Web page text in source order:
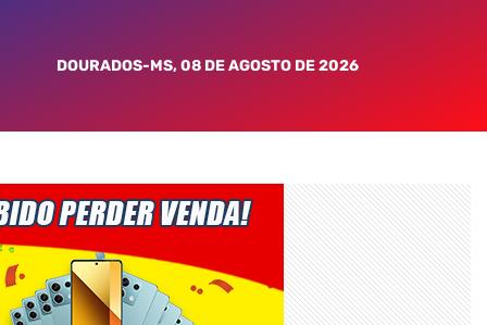
DOURADOS-MS, 08 DE AGOSTO DE 2026